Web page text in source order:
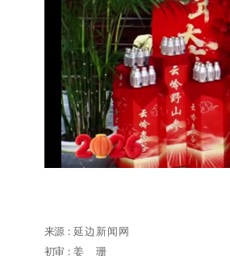
来源： 延边新闻网
初审： 姜珊